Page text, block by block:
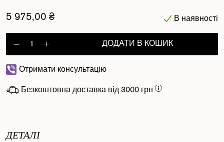
5 975,00 ₴ В наявності
Decrease quantity for Length
Increase quantity for Length
ДОДАТИ В КОШИК
Отримати консультацію
Безкоштовна доставка від 3000 грн
ДЕТАЛІ